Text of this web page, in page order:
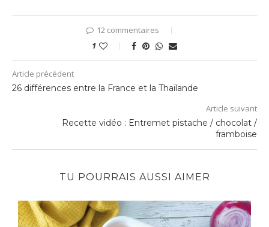
12 commentaires
1
Article précédent
26 différences entre la France et la Thaïlande
Article suivant
Recette vidéo : Entremet pistache / chocolat /
framboise
TU POURRAIS AUSSI AIMER